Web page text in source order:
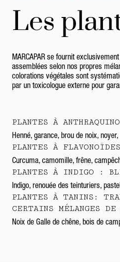
Les
MARCAPAR se fournit
assemblées selon nos propres
colorations végétales sont
par un toxicologue externe pour
PLANTES À
Henné, garance, brou de noix,
PLANTES À
Curcuma, camomille, frêne,
PLANTES À INDIGO :
Indigo, renouée des teinturiers,
PLANTES À TANINS:
CERTAINS MÉLANGES DE
Noix de Galle de chêne, bois de